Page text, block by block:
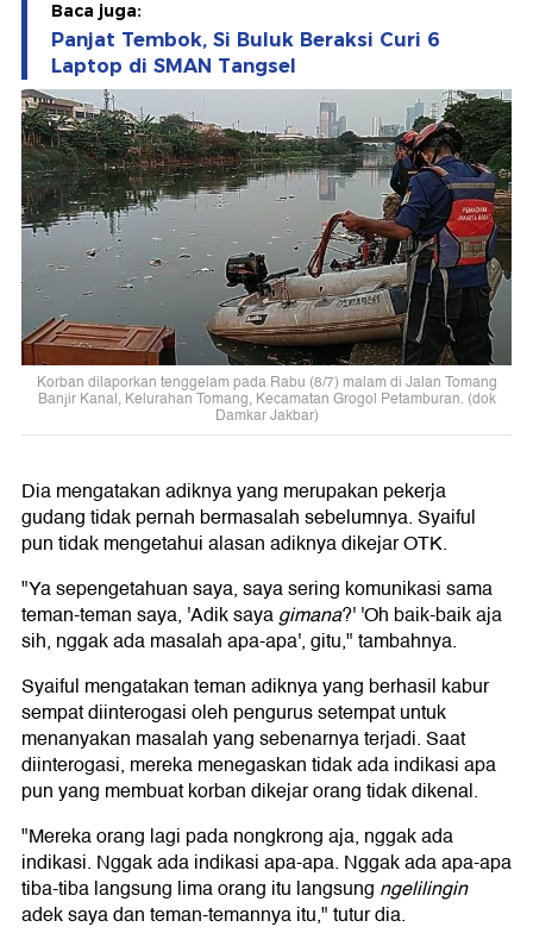
Baca juga:
Panjat Tembok, Si Buluk Beraksi Curi 6
Laptop di SMAN Tangsel
Korban dilaporkan tenggelam pada Rabu (8/7) malam di Jalan Tomang
Banjir Kanal, Kelurahan Tomang, Kecamatan Grogol Petamburan. (dok
Damkar Jakbar)
Dia mengatakan adiknya yang merupakan pekerja
gudang tidak pernah bermasalah sebelumnya. Syaiful
pun tidak mengetahui alasan adiknya dikejar OTK.
"Ya sepengetahuan saya, saya sering komunikasi sama
teman-teman saya, 'Adik sayagimana?' 'Oh baik-baik aja
sih, nggak ada masalah apa-apa', gitu," tambahnya.
Syaiful mengatakan teman adiknya yang berhasil kabur
sempat diinterogasi oleh pengurus setempat untuk
menanyakan masalah yang sebenarnya terjadi. Saat
diinterogasi, mereka menegaskan tidak ada indikasi apa
pun yang membuat korban dikejar orang tidak dikenal.
"Mereka orang lagi pada nongkrong aja, nggak ada
indikasi. Nggak ada indikasi apa-apa. Nggak ada apa-apa
tiba-tiba langsung lima orang itu langsung ngelilingin
adek saya dan teman-temannya itu," tutur dia.